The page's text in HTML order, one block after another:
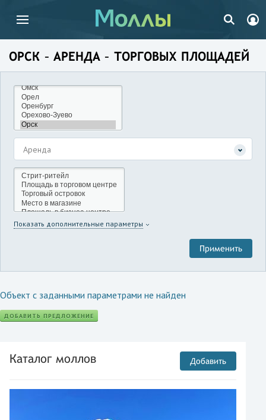
ОРСК – АРЕНДА – ТОРГОВЫХ ПЛОЩАДЕЙ
Аренда
Показать дополнительные параметры
Объект с заданными параметрами не найден
ДОБАВИТЬ ПРЕДЛОЖЕНИЕ
Каталог моллов Добавить